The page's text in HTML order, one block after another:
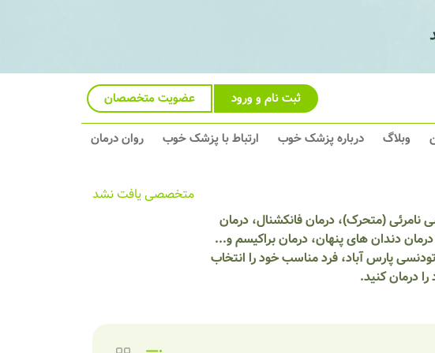
ثبت نام و ورود عضویت متخصصان
وبلاگ درباره پزشک خوب ارتباط با پزشک خوب روان درمان
نامرئی (متحرک)، درمان فانکشنال، درمان
دندان های پنهان، درمان براکیسم و...
پارس آباد، فرد مناسب خود را انتخاب
درمان کنید.
متخصصی یافت نشد